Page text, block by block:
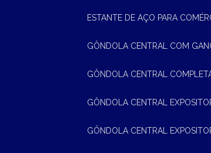
ESTANTE DE AÇO PARA
GÔNDOLA CENTRAL COM
GÔNDOLA CENTRAL
GÔNDOLA CENTRAL
GÔNDOLA CENTRAL